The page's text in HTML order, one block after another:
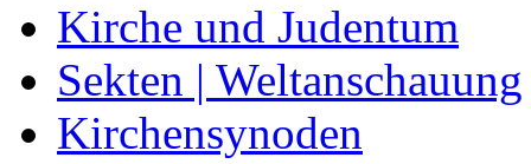
Kirche und Judentum
Sekten | Weltanschauung
Kirchensynoden